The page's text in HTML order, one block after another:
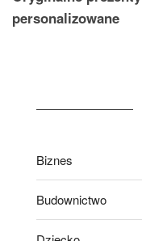
personalizowane
Biznes
Budownictwo